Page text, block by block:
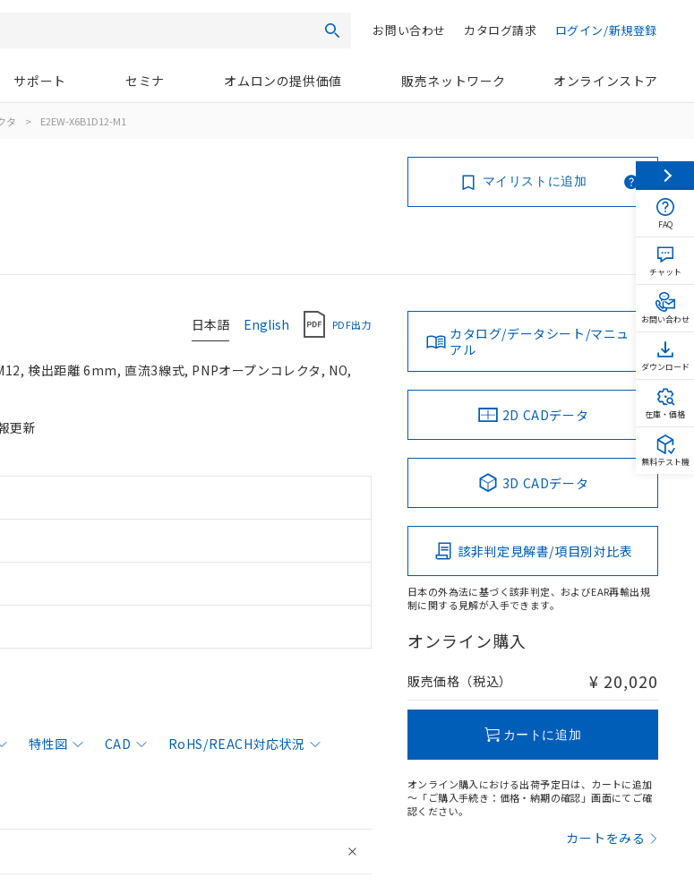
検索 ログイン/新規登録
カタログ請求
お問い合わせ
サポート セミナ オムロンの提供価値 販売ネットワーク オンラインストア
タ > E2EW-X6B1D12-M1
マイリストに追加
日本語 English PDF出力
検出距離 6mm, 直流3線式, PNPオープンコレクタ, NO,
更新
特性図 CAD
RoHS/REACH対応状況
カタログ/データシート/マニュ
アル
2D CADデータ
3D CADデータ
該非判定見解書/項目別対比表
日本の外為法に基づく該非判定、およびEAR再輸出規
制に関する見解が入手できます。
オンライン購入
販売価格（税込） ¥ 20,020
カートに追加
オンライン購入における出荷予定日は、カートに追加
～「ご購入手続き：価格・納期の確認」画面にてご確
認ください。
カートをみる
FAQ
チャット
お問い合わせ
ダウンロード
在庫・価格
無料テスト機